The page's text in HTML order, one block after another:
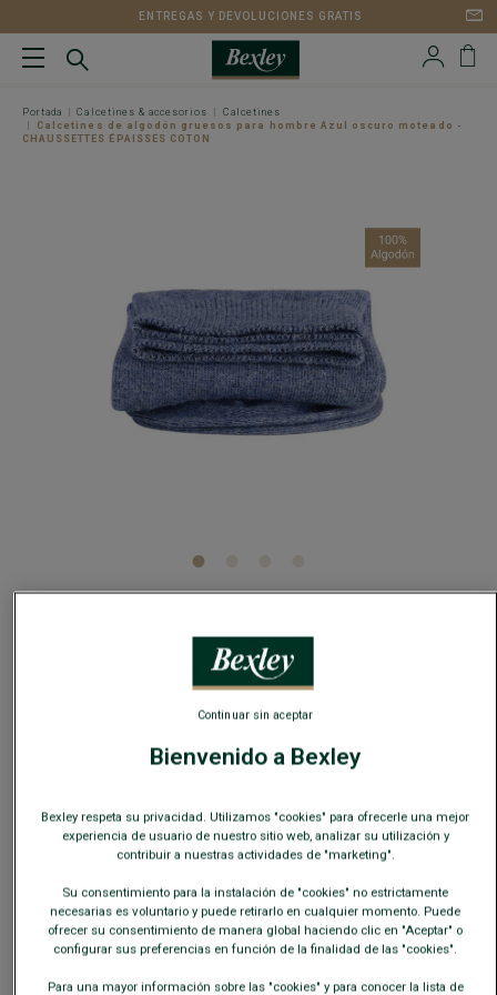
ENTREGAS Y DEVOLUCIONES GRATIS
Portada Calcetines & accesorios
Calcetines
Calcetines de algodón gruesos para hombre Azul oscuro moteado -
CHAUSSETTES ÉPAISSES COTON
Calcetines de algodón gruesos para hombre Azul
Refuerzos en el talón y la punta, sin costuras
4 pares a elección
35€ 7 8pares a elección
COLORES DISPONIBLES
Bienvenido a Bexley
Bexley respeta su privacidad. Utilizamos "cookies" para ofrecerle una mejor
experiencia de usuario de nuestro sitio web, analizar su utilización y
contribuir a nuestras actividades de "marketing".
Su consentimiento para la instalación de "cookies" no estrictamente
necesarias es voluntario y puede retirarlo en cualquier momento. Puede
ofrecer su consentimiento de manera global haciendo clic en "Aceptar" o
configurar sus preferencias en función de la finalidad de las "cookies".
Para una mayor información sobre las "cookies" y para conocer la lista de
Continuar sin aceptar